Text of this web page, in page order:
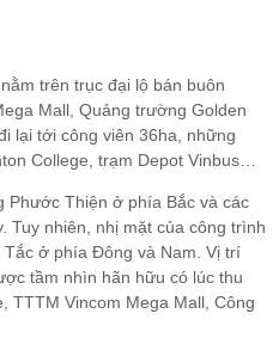
trên trục đại lộ bán buôn
Mall, Quảng trường Golden
lại tới công viên 36ha, những
College, trạm Depot Vinbus…
Phước Thiện ở phía Bắc và các
Tuy nhiên, nhị mặt của công trình
ở phía Đông và Nam. Vị trí
tầm nhìn hãn hữu có lúc thu
TTTM Vincom Mega Mall, Công